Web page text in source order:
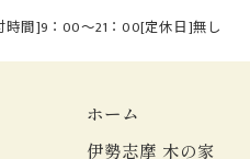
時間]9：00～21：00[定休日]無し
ホーム
伊勢志摩 木の家